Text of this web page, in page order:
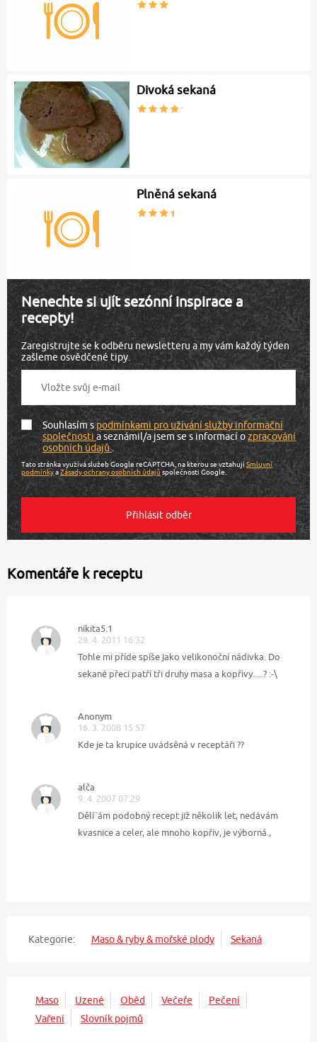
Divoká sekaná
Plněná sekaná
Nenechte si ujít sezónní inspirace a
recepty!
Zaregistrujte se k odběru newsletteru a my vám každý týden
zašleme osvědčené tipy.
Souhlasím spodmínkami pro užívání služby informační
společnostia seznámil/a jsem se s informací ozpracování
osobních údajů.
Tato stránka využívá služeb Google reCAPTCHA, na kterou se vztahujíSmluvní
podmínkyaZásady ochrany osobních údajů společnosti Google.
Komentáře k receptu
nikita5.1
28. 4. 2011 16:32
Tohle mi příde spíše jako velikonoční nádivka. Do
sekané přeci patří tři druhy masa a kopřivy.....? :-\
Anonym
16. 3. 2008 15:57
Kde je ta krupice uvádsěná v receptáři ??
alča
9. 4. 2007 07:29
Dělí¨ám podobný recept již několik let, nedávám
kvasnice a celer, ale mnoho kopřiv, je výborná.,
Kategorie: Maso & ryby & mořské plody Sekaná
Maso Uzené Oběd Večeře
Pečení
Vaření
Slovník pojmů